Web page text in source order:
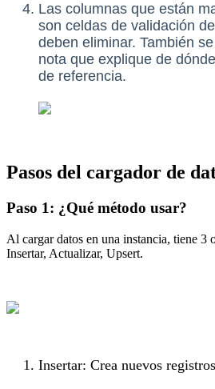
Las columnas que están
son celdas de validación
deben eliminar. También
nota que explique de
de referencia.
Pasos del cargador de
Paso 1: ¿Qué método usar?
Al cargar datos en una instancia, tiene 3
Insertar, Actualizar, Upsert.
Insertar: Crea nuevos